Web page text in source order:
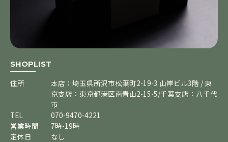
SHOPLIST
住所
本店：埼玉県所沢市松葉町2-19-3 山岸ビル3階 / 東
京支店：東京都港区南青山2-15-5/千葉支店：八千代
市
TEL
070-9470-4221
営業時間
7時-19時
定休日
なし